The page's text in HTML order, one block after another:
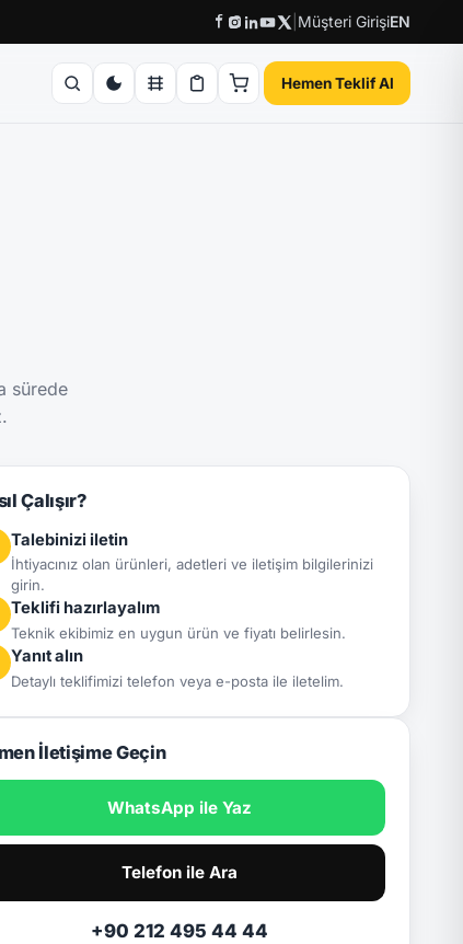
Müşteri GirişiEN
Hemen Teklif Al
sürede
Çalışır?
Talebinizi iletin
İhtiyacınız olan ürünleri, adetleri ve iletişim bilgilerinizi
girin.
Teklifi hazırlayalım
Teknik ekibimiz en uygun ürün ve fiyatı belirlesin.
Yanıt alın
Detaylı teklifimizi telefon veya e-posta ile iletelim.
İletişime Geçin
WhatsApp ile Yaz
Telefon ile Ara
+90 212 495 44 44